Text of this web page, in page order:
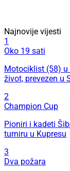
Najnovije vijesti
1
Oko 19 sati
Motociklist (58) u
život, prevezen u
2
Champion Cup
Pioniri i kadeti
turniru u Kupresu
3
Dva požara